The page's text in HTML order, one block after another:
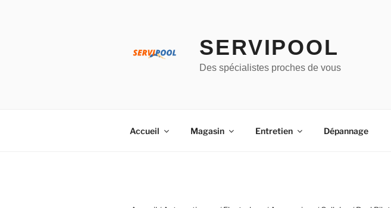
SERVIPOOL
Des spécialistes proches de vous
Accueil Magasin Entretien Dépannage